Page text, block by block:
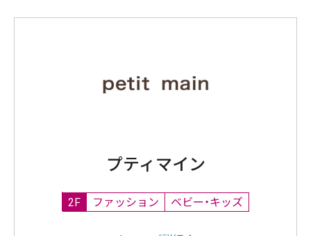
プティマイン
2F ファッション ベビー・キッズ